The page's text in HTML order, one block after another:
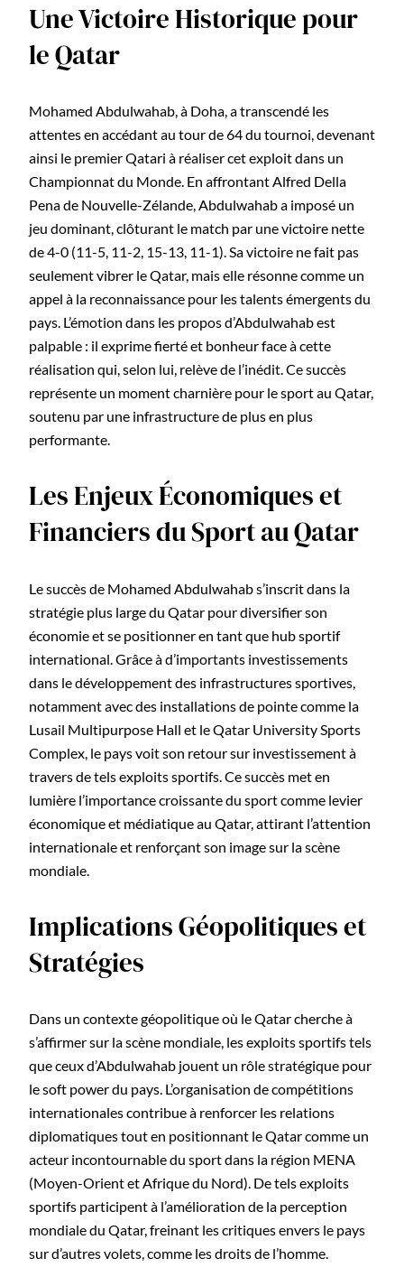
Une Victoire Historique pour
le Qatar
Mohamed Abdulwahab, à Doha, a transcendé les
attentes en accédant au tour de 64 du tournoi, devenant
ainsi le premier Qatari à réaliser cet exploit dans un
Championnat du Monde. En affrontant Alfred Della
Pena de Nouvelle-Zélande, Abdulwahab a imposé un
jeu dominant, clôturant le match par une victoire nette
de 4-0 (11-5, 11-2, 15-13, 11-1). Sa victoire ne fait pas
seulement vibrer le Qatar, mais elle résonne comme un
appel à la reconnaissance pour les talents émergents du
pays. L’émotion dans les propos d’Abdulwahab est
palpable : il exprime fierté et bonheur face à cette
réalisation qui, selon lui, relève de l’inédit. Ce succès
représente un moment charnière pour le sport au Qatar,
soutenu par une infrastructure de plus en plus
performante.
Les Enjeux Économiques et
Financiers du Sport au Qatar
Le succès de Mohamed Abdulwahab s’inscrit dans la
stratégie plus large du Qatar pour diversifier son
économie et se positionner en tant que hub sportif
international. Grâce à d’importants investissements
dans le développement des infrastructures sportives,
notamment avec des installations de pointe comme la
Lusail Multipurpose Hall et le Qatar University Sports
Complex, le pays voit son retour sur investissement à
travers de tels exploits sportifs. Ce succès met en
lumière l’importance croissante du sport comme levier
économique et médiatique au Qatar, attirant l’attention
internationale et renforçant son image sur la scène
mondiale.
Implications Géopolitiques et
Stratégies
Dans un contexte géopolitique où le Qatar cherche à
s’affirmer sur la scène mondiale, les exploits sportifs tels
que ceux d’Abdulwahab jouent un rôle stratégique pour
le soft power du pays. L’organisation de compétitions
internationales contribue à renforcer les relations
diplomatiques tout en positionnant le Qatar comme un
acteur incontournable du sport dans la région MENA
(Moyen-Orient et Afrique du Nord). De tels exploits
sportifs participent à l’amélioration de la perception
mondiale du Qatar, freinant les critiques envers le pays
sur d’autres volets, comme les droits de l’homme.